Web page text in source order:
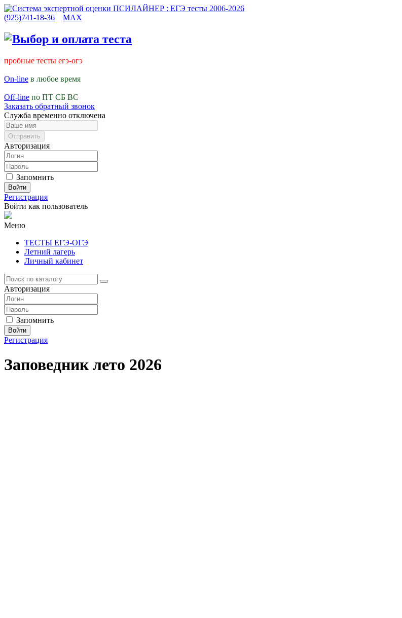
(925)741-18-36 MAX
пробные тесты егэ-огэ
On-line в любое время
Off-line по ПТ СБ ВС
Заказать обратный звонок
Служба временно отключена
Авторизация
Запомнить
Войти
Регистрация
Войти как пользователь
Меню
ТЕСТЫ ЕГЭ-ОГЭ
Летний лагерь
Личный кабинет
Авторизация
Запомнить
Войти
Регистрация
Заповедник лето 2026